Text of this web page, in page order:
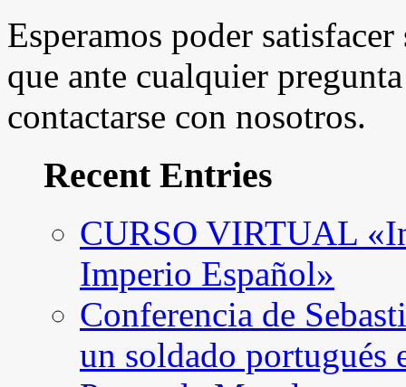
Esperamos poder
que ante cualquier
contactarse con nosotros.
Recent Entries
CURSO VIRTUAL
Imperio Español»
Conferencia de
un soldado portugués